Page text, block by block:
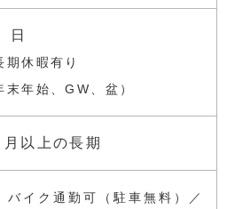
日
休暇有り
末年始、GW、盆）
以上の長期
バイク通勤可（駐車無料）／